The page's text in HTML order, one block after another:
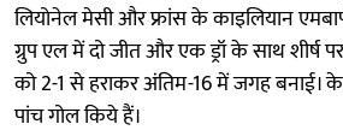
लियोनेल मेसी और फ्रांस के काइलियान
ग्रुप एल में दो जीत और एक ड्रॉ के साथ शीर्ष
को 2-1 से हराकर अंतिम-16 में जगह
पांच गोल किये हैं।